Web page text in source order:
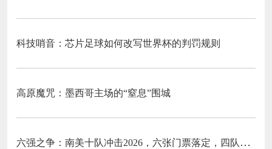
科技哨音：芯片足球如何改写世界杯的判罚规则
高原魔咒：墨西哥主场的“窒息”围城
六强之争：南美十队冲击2026，六张门票落定，四队梦碎